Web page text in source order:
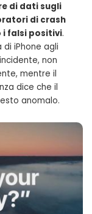
di dati sugli
di crash
i falsi positivi.
iPhone agli
non
mentre il
dice che il
anomalo.